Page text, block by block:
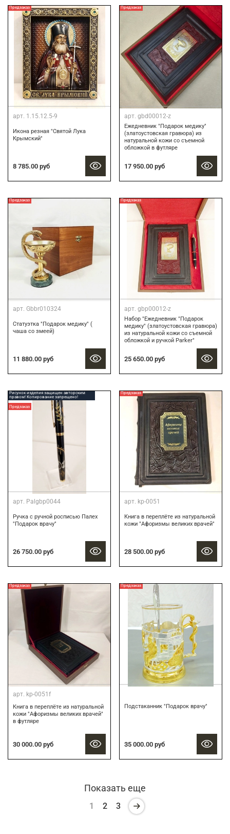
Предзаказ
арт. 1.15.12.5-9
Икона резная "Святой Лука
Крымский"
8 785.00 руб
Предзаказ
арт. gbd00012-z
Ежедневник "Подарок медику"
(златоустовская гравюра) из
натуральной кожи со съемной
обложкой в футляре
17 950.00 руб
Предзаказ
арт. Gbbr010324
Статуэтка "Подарок медику" (
чаша со змеей)
11 880.00 руб
Предзаказ
арт. gbp00012-z
Набор "Ежедневник "Подарок
медику" (златоустовская гравюра)
из натуральной кожи со съемной
обложкой и ручкой Parker"
25 650.00 руб
Рисунок изделия защищен авторским
правом! Копирование запрещено!
Предзаказ
арт. Palgbp0044
Ручка с ручной росписью Палех
"Подарок врачу"
26 750.00 руб
Предзаказ
арт. kp-0051
Книга в переплёте из натуральной
кожи "Афоризмы великих врачей"
28 500.00 руб
Предзаказ
арт. kp-0051f
Книга в переплёте из натуральной
кожи "Афоризмы великих врачей"
в футляре
30 000.00 руб
Предзаказ
Подстаканник "Подарок врачу"
35 000.00 руб
Показать еще
1 2 3